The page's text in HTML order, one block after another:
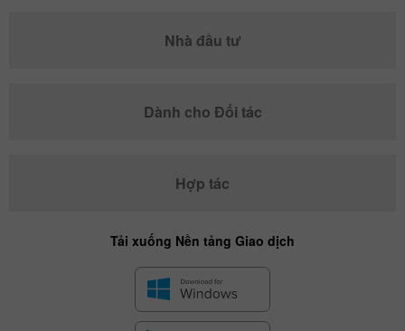
Nhà đầu tư
Dành cho Đối tác
Hợp tác
Tải xuống Nền tảng Giao dịch